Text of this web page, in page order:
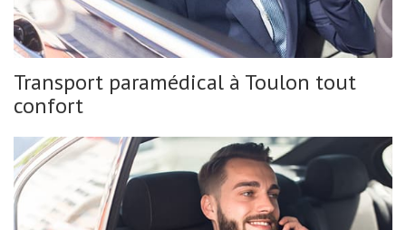
Transport paramédical à Toulon tout
confort